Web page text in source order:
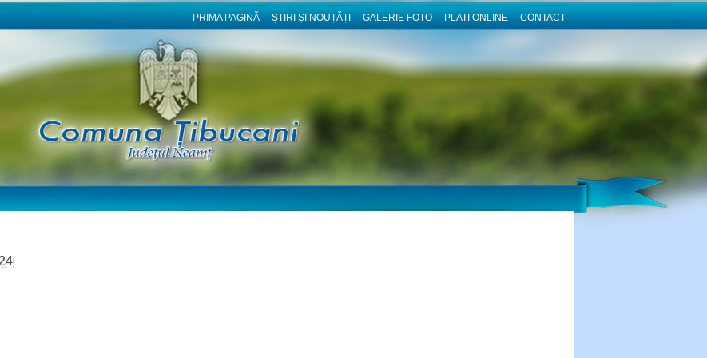
PRIMA PAGINĂ ȘTIRI ȘI NOUȚĂȚI GALERIE FOTO PLATI ONLINE CONTACT